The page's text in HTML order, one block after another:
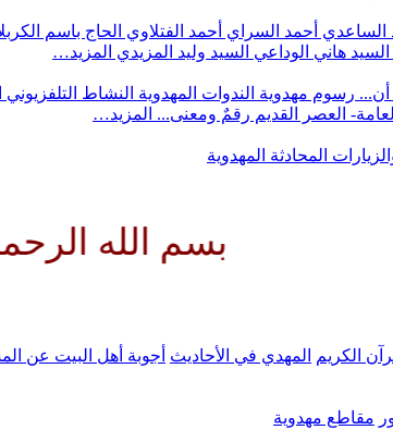
الساعدي أحمد السراي أحمد الفتلاوي الحاج باسم
السيد هاني الوداعي السيد وليد المزيدي المزيد…
رسوم مهدوية الندوات المهدوية النشاط التلفزيوني
العامة- العصر القديم رقمٌ ومعنى... المزيد…
المحادثة المهدوية
بسم الله الرحمن
الكريم المهدي في الأحاديث أجوبة أهل البيت عن
مقاطع مهدوية